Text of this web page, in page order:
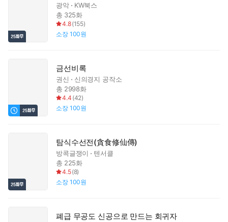
광악
KW북스
총 325화
4.8(155)
소장 100원
금선비록
권신
신의경지 공작소
총 2998화
4.4 (42)
소장 100원
탐식수선전(貪食修仙傳)
방콕글쟁이
텐서클
총 225화
4.5(8)
소장 100원
폐급 무공도 신공으로 만드는 회귀자